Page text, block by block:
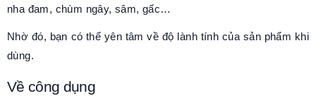
nha đam, chùm ngây, sâm, gấc…
Nhờ đó, bạn có thể yên tâm về độ lành tính của sản phẩm khi
dùng.
Về công dụng